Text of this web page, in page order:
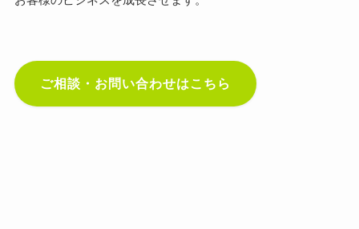
ご相談・お問い合わせはこちら